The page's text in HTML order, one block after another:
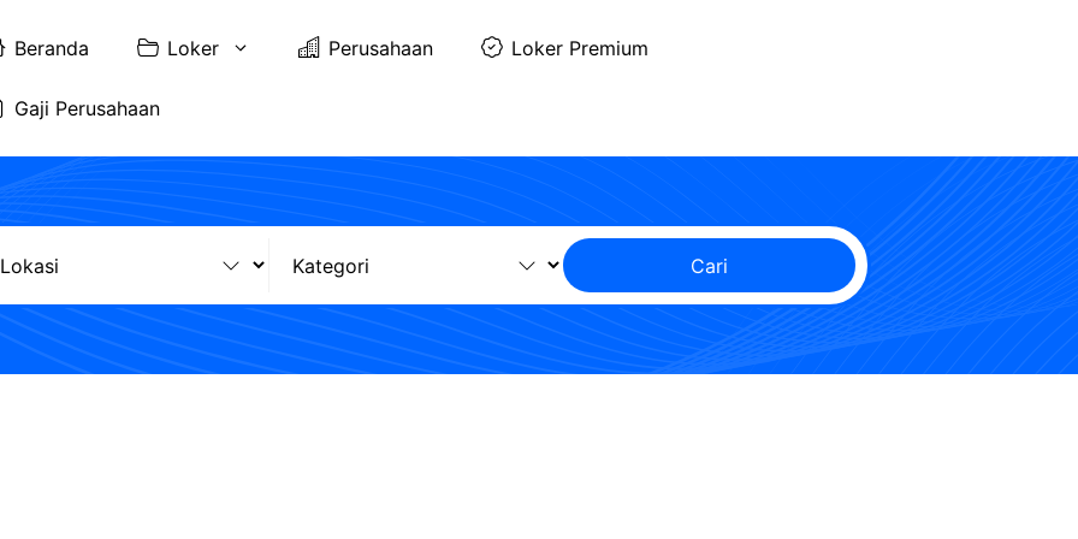
Beranda Loker Perusahaan Loker Premium
Gaji Perusahaan
Cari